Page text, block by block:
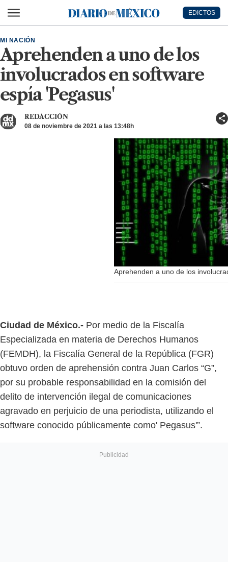
Diario de México
EDICTOS
Aprehenden a uno de los
involucrados en software
espía 'Pegasus'
MI NACIÓN
REDACCIÓN
08 de noviembre de 2021 a las 13:48h
Aprehenden a uno de los
Ciudad de México.- Por medio de la Fiscalía
Especializada en materia de Derechos Humanos
(FEMDH), la Fiscalía General de la República (FGR)
obtuvo orden de aprehensión contra Juan Carlos “G”,
por su probable responsabilidad en la comisión del
delito de intervención ilegal de comunicaciones
agravado en perjuicio de una periodista, utilizando el
software conocido públicamente como' Pegasus'”.